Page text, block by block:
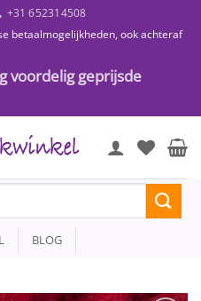
+31 652314508
betaalmogelijkheden, ook achteraf
voordelig geprijsde
BLOG